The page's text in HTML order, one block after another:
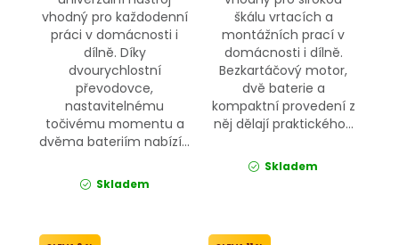
vhodný pro každodenní
práci v domácnosti i
dílně. Díky
dvourychlostní
převodovce,
nastavitelnému
točivému momentu a
dvěma bateriím nabízí...
Skladem
škálu vrtacích a
montážních prací v
domácnosti i dílně.
Bezkartáčový motor,
dvě baterie a
kompaktní provedení z
něj dělají praktického...
Skladem